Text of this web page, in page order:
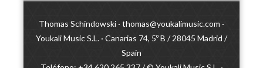
Thomas Schindowski · thomas@youkalimusic.com ·
Youkali Music S.L. · Canarias 74, 5º B / 28045 Madrid /
Spain